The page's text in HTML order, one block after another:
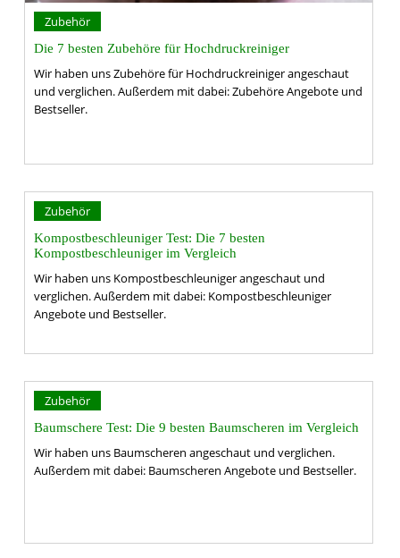
Zubehör
Die 7 besten Zubehöre für Hochdruckreiniger
Wir haben uns Zubehöre für Hochdruckreiniger angeschaut
und verglichen. Außerdem mit dabei: Zubehöre Angebote und
Bestseller.
Zubehör
Kompostbeschleuniger Test: Die 7 besten
Kompostbeschleuniger im Vergleich
Wir haben uns Kompostbeschleuniger angeschaut und
verglichen. Außerdem mit dabei: Kompostbeschleuniger
Angebote und Bestseller.
Zubehör
Baumschere Test: Die 9 besten Baumscheren im Vergleich
Wir haben uns Baumscheren angeschaut und verglichen.
Außerdem mit dabei: Baumscheren Angebote und Bestseller.